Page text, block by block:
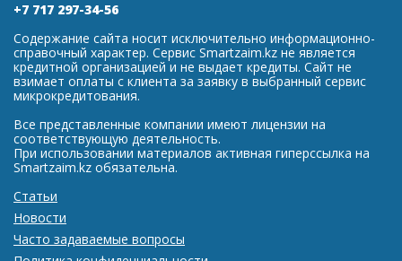
+7 717 297-34-56
Содержание сайта носит исключительно информационно-
справочный характер. Сервис Smartzaim.kz не является
кредитной организацией и не выдает кредиты. Сайт не
взимает оплаты с клиента за заявку в выбранный сервис
микрокредитования.
Все представленные компании имеют лицензии на
соответствующую деятельность.
При использовании материалов активная гиперссылка на
Smartzaim.kz обязательна.
Статьи
Новости
Часто задаваемые вопросы